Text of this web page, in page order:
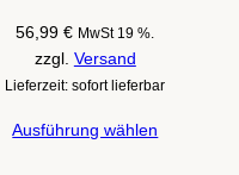
56,99€ MwSt 19 %.
zzgl. Versand
Lieferzeit: sofort lieferbar
Ausführung wählen